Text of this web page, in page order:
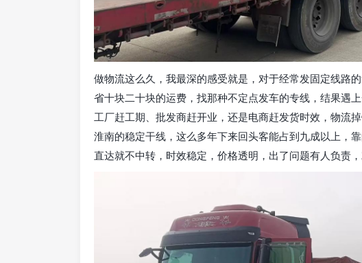
做物流这么久，我最深的感受就是，对于经常发固定线路
省十块二十块的运费，找那种不定点发车的专线，结果遇
工厂赶工期、批发商赶开业，还是电商赶发货时效，物流
淮南的稳定干线，这么多年下来回头客能占到九成以上，
直达就不中转，时效稳定，价格透明，出了问题有人负责，